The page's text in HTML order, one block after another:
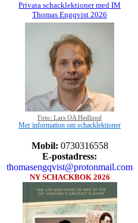
Privata schacklektioner med IM
Thomas Engqvist 2026
Foto: Lars OA Hedlund
Mer information om schacklektioner
Mobil: 0730316558
E-postadress:
thomasengqvist@protonmail.com
NY SCHACKBOK 2026